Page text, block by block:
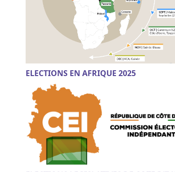
ELECTIONS EN AFRIQUE 2025